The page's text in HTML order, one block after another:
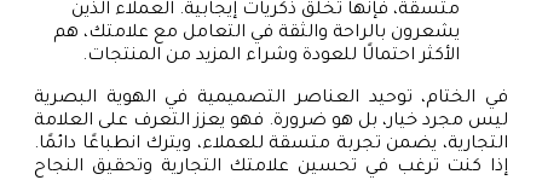
متسقة، فإنها تخلق ذكريات إيجابية. العملاء الذين
يشعرون بالراحة والثقة في التعامل مع علامتك، هم
الأكثر احتمالًا للعودة وشراء المزيد من المنتجات.
في الختام، توحيد العناصر التصميمية في الهوية البصرية
ليس مجرد خيار، بل هو ضرورة. فهو يعزز التعرف على العلامة
التجارية، يضمن تجربة متسقة للعملاء، ويترك انطباعًا دائمًا.
إذا كنت ترغب في تحسين علامتك التجارية وتحقيق النجاح